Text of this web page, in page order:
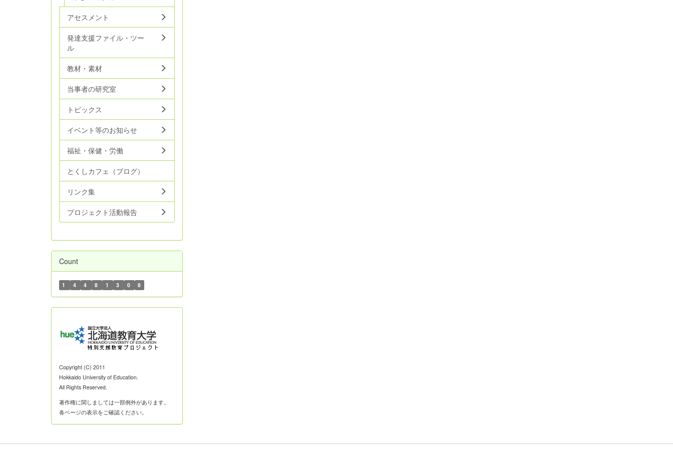
アセスメント
発達支援ファイル・ツー
ル
教材・素材
当事者の研究室
トピックス
イベント等のお知らせ
福祉・保健・労働
とくしカフェ（ブログ）
リンク集
プロジェクト活動報告
Count
1 4 4 8 1 3 0 8
Copyright (C) 2011
Hokkaido University of Education.
All Rights Reserved.
著作権に関しましては一部例外があります。
各ページの表示をご確認ください。